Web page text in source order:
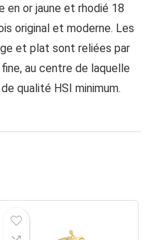
or jaune et rhodié 18
original et moderne. Les
et plat sont reliées par
au centre de laquelle
qualité HSI minimum.